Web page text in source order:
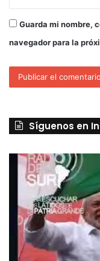
Guarda mi nombre,
navegador para la
Síguenos en